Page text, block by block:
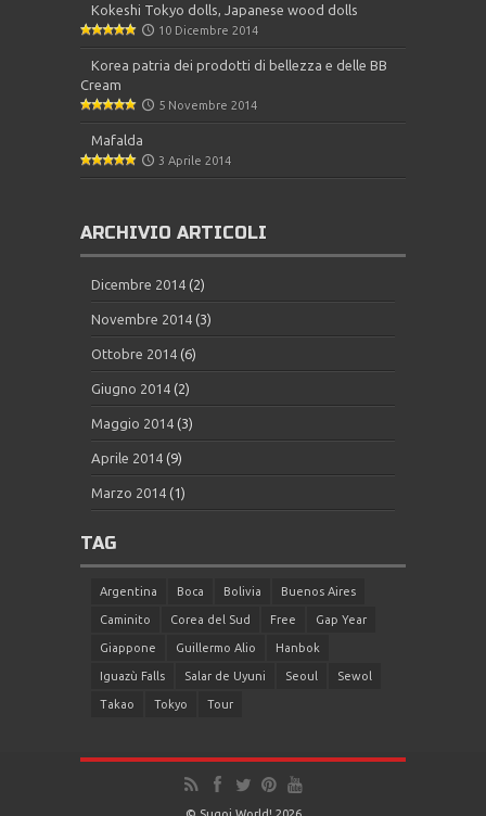
Kokeshi Tokyo dolls, Japanese wood dolls
10 Dicembre 2014
Korea patria dei prodotti di bellezza e delle BB
Cream
5 Novembre 2014
Mafalda
3 Aprile 2014
ARCHIVIO ARTICOLI
Dicembre 2014 (2)
Novembre 2014 (3)
Ottobre 2014 (6)
Giugno 2014 (2)
Maggio 2014 (3)
Aprile 2014 (9)
Marzo 2014 (1)
TAG
Argentina Boca Bolivia Buenos Aires
Caminito Corea del Sud Free Gap Year
Giappone Guillermo Alio Hanbok
Iguazù Falls Salar de Uyuni Seoul Sewol
Takao Tokyo Tour